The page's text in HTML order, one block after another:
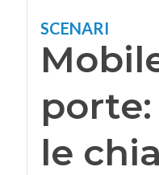
SCENARI
le